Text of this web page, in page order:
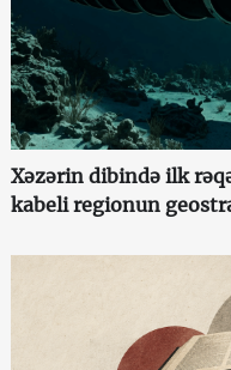
Xəzərin dibində ilk
kabeli regionun